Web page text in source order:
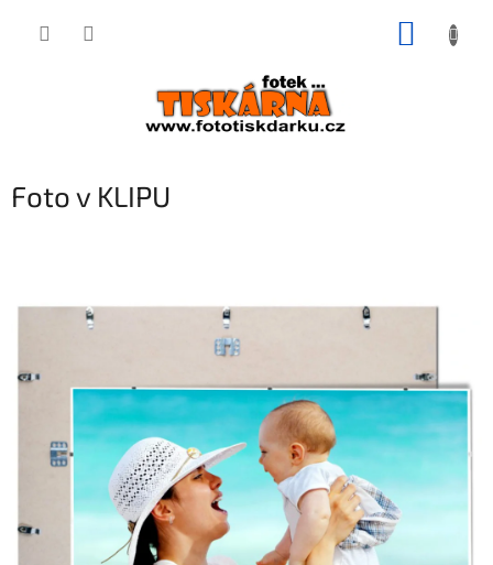
Foto v KLIPU